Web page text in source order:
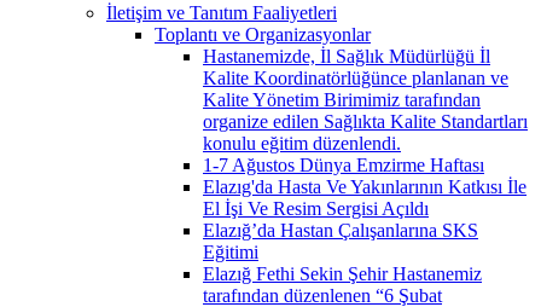
İletişim ve Tanıtım Faaliyetleri
Toplantı ve Organizasyonlar
Hastanemizde, İl Sağlık Müdürlüğü İl
Kalite Koordinatörlüğünce planlanan ve
Kalite Yönetim Birimimiz tarafından
organize edilen Sağlıkta Kalite Standartları
konulu eğitim düzenlendi.
1-7 Ağustos Dünya Emzirme Haftası
Elazıg'da Hasta Ve Yakınlarının Katkısı İle
El İşi Ve Resim Sergisi Açıldı
Elazığ’da Hastan Çalışanlarına SKS
Eğitimi
Elazığ Fethi Sekin Şehir Hastanemiz
tarafından düzenlenen “6 Şubat